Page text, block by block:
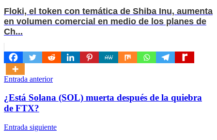
Floki, el token con temática de Shiba Inu, aumenta
en volumen comercial en medio de los planes de
Ch...
Navegación
de
entradas
Entrada anterior
¿Está Solana (SOL) muerta después de la quiebra
de FTX?
Entrada siguiente